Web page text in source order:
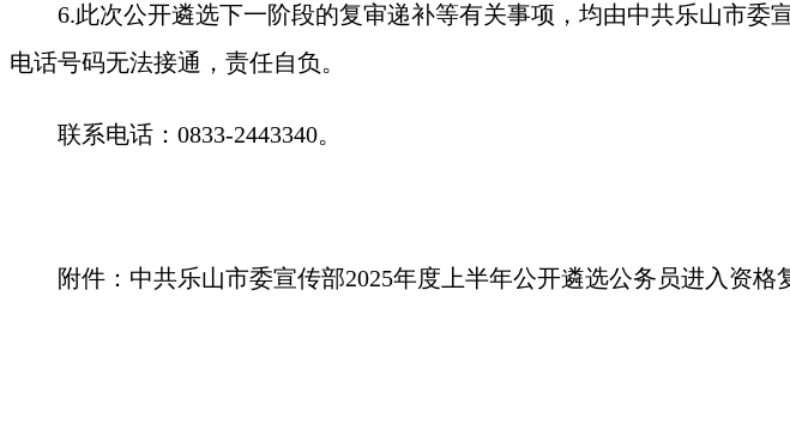
6.此次公开遴选下一阶段的复审递补等有关事项，均由中共乐山市
电话号码无法接通，责任自负。
联系电话：0833-2443340。
附件：中共乐山市委宣传部2025年度上半年公开遴选公务员进入资格